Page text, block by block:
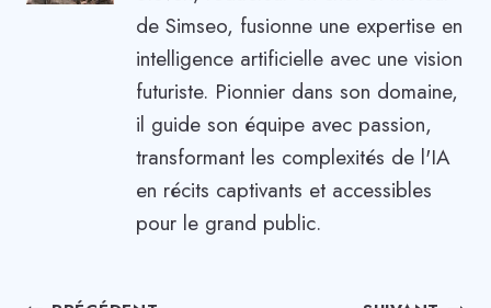
de Simseo, fusionne une expertise en
intelligence artificielle avec une vision
futuriste. Pionnier dans son domaine,
il guide son équipe avec passion,
transformant les complexités de l'IA
en récits captivants et accessibles
pour le grand public.